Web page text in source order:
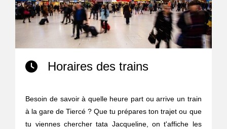
Horaires des trains
Besoin de savoir à quelle heure part ou arrive un train
à la gare de Tiercé ? Que tu prépares ton trajet ou que
tu viennes chercher tata Jacqueline, on t'affiche les